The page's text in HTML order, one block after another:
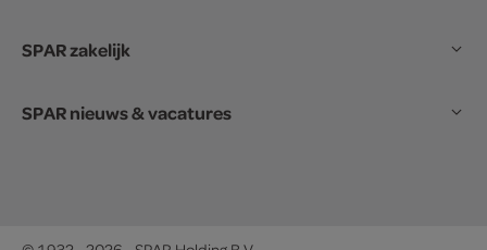
SPAR zakelijk
SPAR nieuws & vacatures